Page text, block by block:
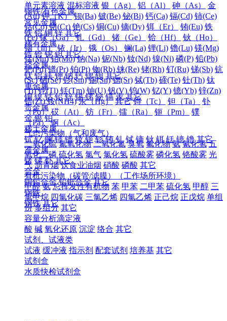
单元素溶液 混标溶液 银（Ag） 铝（Al） 砷（As）
金
(Au) 钾（K） 钡(Ba) 铍(Be) 铋(Bi) 钙(Ca) 镉(Cd) 铈(Ce)
钴(Co) 铬(Cr) 铯(Cs) 铜(Cu) 镝(Dy) 铒（Er） 铕(Eu) 铁
(Fe) 镓（Ga） 钆（Gd） 锗（Ge） 铪（Hf）
钬（Ho）
铟（In） 铱（Ir） 锇（Os） 镧(La) 锂(Li) 镥(Lu) 镁(Mg)
锰(Mn) 钼(Mo) 钠(Na) 铌(Nb) 钕(Nd) 镍(Ni) 磷(P) 铅(Pb)
钯(Pd) 镨(Pr) 铂(Pt) 铷(Rb) 铼(Re) 铑(Rh) 钌(Ru) 锑(Sb) 钪
(Sc) 硒(Se) 钐(Sm) 锡(Sn) 锶(Sr) 铽(Tb) 碲(Te) 钍(Th) 钛
(Ti) 铊(Tl) 铥(Tm) 铀(U) 钒(V) 钨(W) 钇(Y) 镱(Yb) 锌(Zn)
锆(Zr) 铵(NH4) 汞（Hg） 其它 锝（Tc） 钽（Ta）
钋
（Po） 砹（At） 钫（Fr） 镭（Ra） 钷（Pm）
镤
（Pa） 锕（Ac）
气态污染物（气和废气）
二氧化硫 氮氧化物 二氧化氮 臭氧 氟化物 氨 氰化氢 五
氧化二磷 硫化氢 氯气 氯化氢 硫酸雾 磷化氢 铬酸雾 光
气 沥青烟 饮食业油烟 硝酸 磷酸 其它
有机污染物（碳管/滤膜）（工作场所环境）
甲醛 氨 总挥发性有机物 苯 甲苯 二甲苯 硫化氢 甲醇 三
氯甲烷 四氯化碳 三氯乙烯 四氯乙烯 正己烷 正戊烷 单组
份 多组分 其它
容量分析滴定液
酸 碱 氧化还原 沉淀 络合 其它
试剂、试液类
试液 缓冲液 指示剂 配套试剂 培养基 其它
试剂盒
水质快检试剂盒
钢铁/有色金属
常见金属
铁 铝 铜 锌 其它
稀有金属
锆 铪 铌 钽 其它
轻金属
钛 铝 镁 钾 钠 钙 锶 钡 其它
重金属
铜 镍 钴 铅 锌 锡 锑 铋 镉 汞 其它
贵金属
金 银 铂
稀土金属
钪 钇 镧 铈 镨 钕 钷 钐 铕 钆 铽 镝 钬 铒 铥 镱 镥 其它
准金属
锗 锑 钋 其它
合金
铜铅合金 铅钯合金 其它
钢铁
钢铁 其它